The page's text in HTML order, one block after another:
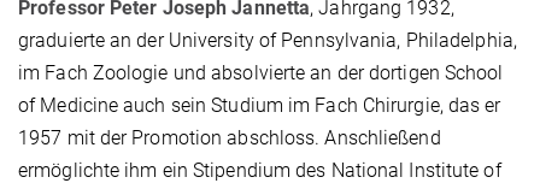
Professor Peter Joseph Jannetta, Jahrgang 1932,
graduierte an der University of Pennsylvania, Philadelphia,
im Fach Zoologie und absolvierte an der dortigen School
of Medicine auch sein Studium im Fach Chirurgie, das er
1957 mit der Promotion abschloss. Anschließend
ermöglichte ihm ein Stipendium des National Institute of